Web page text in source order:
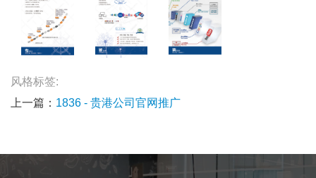
风格标签:
上一篇： 1836 - 贵港公司官网推广